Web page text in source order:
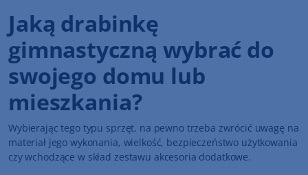
Jaką drabinkę
gimnastyczną wybrać do
swojego domu lub
mieszkania?
Wybierając tego typu sprzęt, na pewno trzeba zwrócić uwagę na
materiał jego wykonania, wielkość, bezpieczeństwo użytkowania
czy wchodzące w skład zestawu akcesoria dodatkowe.